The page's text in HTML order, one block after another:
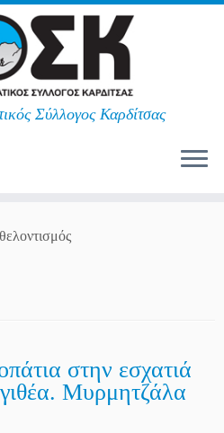
Σύλλογος Καρδίτσας
στην εσχατιά
Μυρμητζάλα